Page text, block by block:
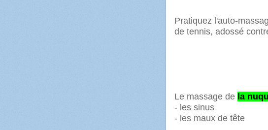
Pratiquez l'auto-
de tennis, adossé
Le massage de la
- les sinus
- les maux de tête